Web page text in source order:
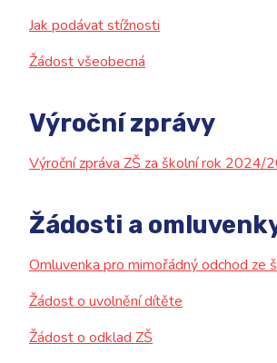
Jak podávat stížnosti
Žádost všeobecná
Výroční zprávy
Výroční zpráva ZŠ za školní rok 2024/
Žádosti a
Omluvenka pro mimořádný odchod ze
Žádost o uvolnění dítěte
Žádost o odklad ZŠ